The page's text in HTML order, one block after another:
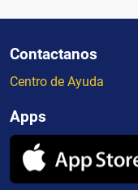
Contactanos
Centro de Ayuda
Apps